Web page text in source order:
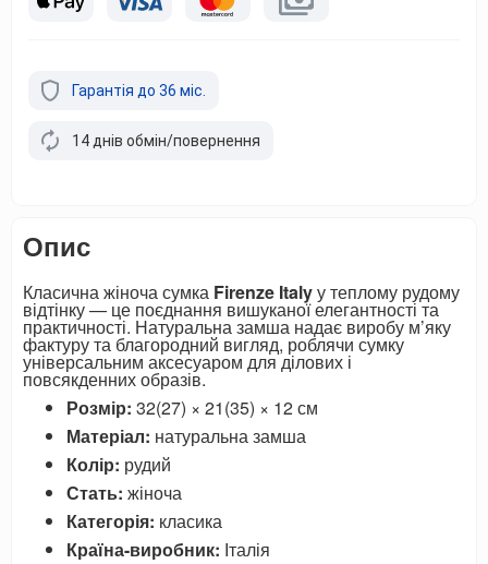
Гарантія до 36 міс.
14 днів обмін/повернення
Опис
Класична жіноча сумка Firenze Italyу теплому рудому
відтінку — це поєднання вишуканої елегантності та
практичності. Натуральна замша надає виробу м’яку
фактуру та благородний вигляд, роблячи сумку
універсальним аксесуаром для ділових і
повсякденних образів.
Розмір: 32(27) × 21(35) × 12 см
Матеріал: натуральна замша
Колір: рудий
Стать: жіноча
Категорія: класика
Країна-виробник: Італія